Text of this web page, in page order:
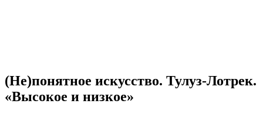
(Не)понятное искусство. Тулуз-Лотрек.
«Высокое и низкое»